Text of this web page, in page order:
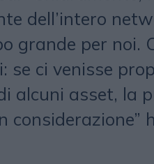
dell’intero
grande per noi.
se ci venisse
alcuni asset, la
considerazione”